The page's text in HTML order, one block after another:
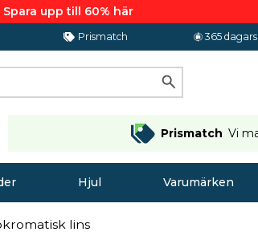
upp till 60% här
Prismatch 365
Prismatch Vi
Hjul Varumärken
lins